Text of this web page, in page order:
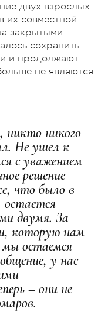
двух взрослых
их совместной
закрытыми
сохранить.
и продолжают
не являются
никого
Не ушел к
с уважением
решение
что было в
двумя. За
которую нам
мы остаемся
у нас
– они не